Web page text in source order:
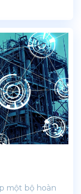
một bộ hoàn